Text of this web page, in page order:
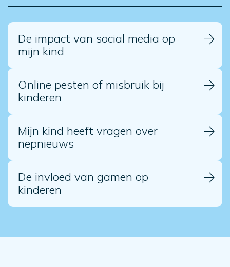
De impact van social media op
mijn kind
Online pesten of misbruik bij
kinderen
Mijn kind heeft vragen over
nepnieuws
De invloed van gamen op
kinderen